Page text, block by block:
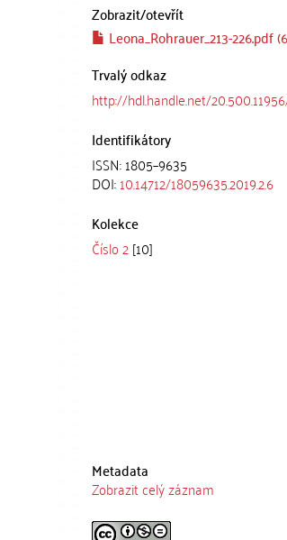
Zobrazit/otevřít
Leona_Rohrauer_213-226.pdf
Trvalý odkaz
http://hdl.handle.net/
Identifikátory
ISSN: 1805–9635
DOI:10.14712/18059635.2019.2.6
Kolekce
Číslo 2[10]
Metadata
Zobrazit celý záznam